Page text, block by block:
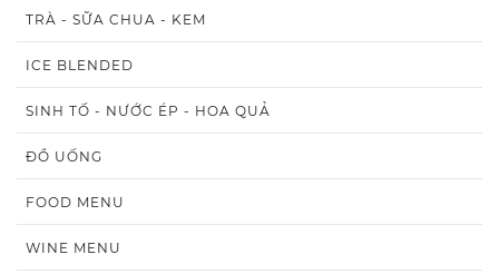
TRÀ - SỮA CHUA - KEM
ICE BLENDED
SINH TỐ - NƯỚC ÉP - HOA QUẢ
ĐỒ UỐNG
FOOD MENU
WINE MENU